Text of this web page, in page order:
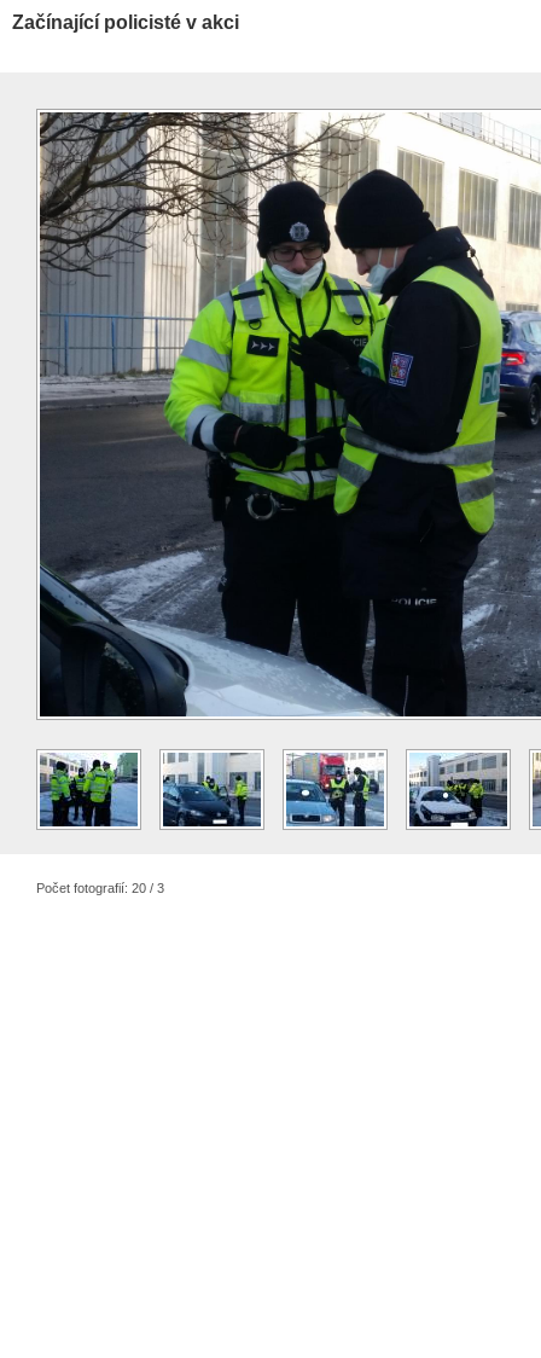
Začínající policisté v akci
Počet fotografií: 20 / 3